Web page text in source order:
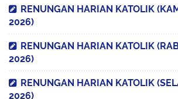
RENUNGAN HARIAN KATOLIK
2026)
RENUNGAN HARIAN KATOLIK
2026)
RENUNGAN HARIAN KATOLIK
2026)